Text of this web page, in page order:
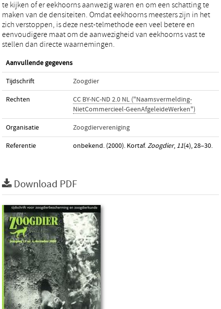
te kijken of er eekhoorns aanwezig waren en om een schatting te
maken van de densiteiten. Omdat eekhoorns meesters zijn in het
zich verstoppen, is deze nest-telmethode een veel betere en
eenvoudigere maat om de aanwezigheid van eekhoorns vast te
stellen dan directe waarnemingen.
Aanvullende gegevens
Tijdschrift Zoogdier
Rechten
CC BY-NC-ND 2.0 NL ("Naamsvermelding-
NietCommercieel-GeenAfgeleideWerken")
Organisatie Zoogdiervereniging
Referentie onbekend. (2000). Kortaf.Zoogdier, 11(4), 28–30.
Download PDF